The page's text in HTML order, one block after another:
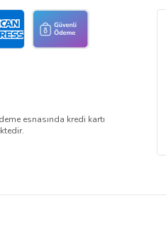
esnasında kredi kartı